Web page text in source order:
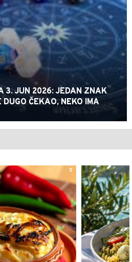
3. JUN 2026: JEDAN ZNAK
DUGO ČEKAO, NEKO IMA
0